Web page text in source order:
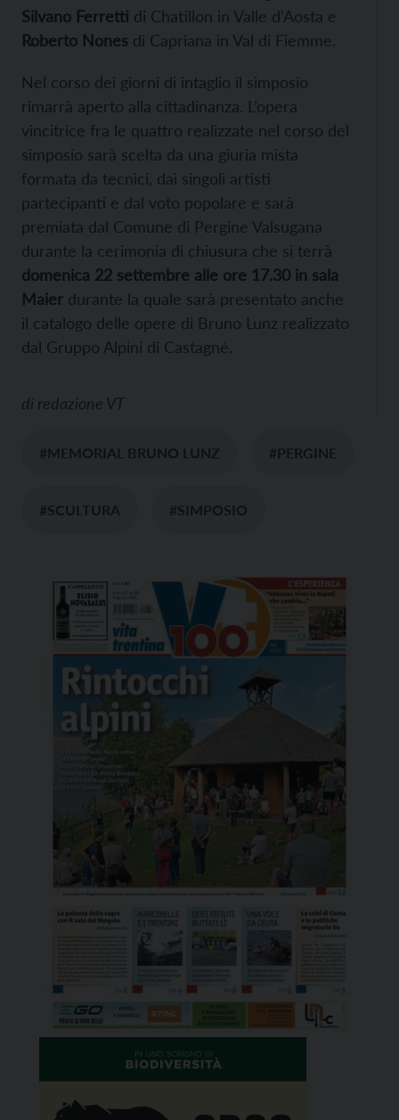
Silvano Ferretti di Chatillon in Valle d’Aosta e
Roberto Nones di Capriana in Val di Fiemme.
Nel corso dei giorni di intaglio il simposio
rimarrà aperto alla cittadinanza. L’opera
vincitrice fra le quattro realizzate nel corso del
simposio sarà scelta da una giuria mista
formata da tecnici, dai singoli artisti
partecipanti e dal voto popolare e sarà
premiata dal Comune di Pergine Valsugana
durante la cerimonia di chiusura che si terrà
domenica 22 settembre alle ore 17.30 in sala
Maier durante la quale sarà presentato anche
il catalogo delle opere di Bruno Lunz realizzato
dal Gruppo Alpini di Castagné.
di redazione VT
#MEMORIAL BRUNO LUNZ #PERGINE
#SCULTURA #SIMPOSIO